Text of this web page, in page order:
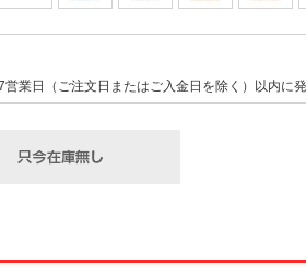
営業日（ご注文日またはご入金日を除く）以内に